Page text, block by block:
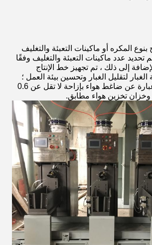
بنوع المكره أو ماكينات التعبئة والتغليف
تحديد عدد ماكينات التعبئة والتغليف وفقًا
إلى ذلك ، تم تجهيز خط الإنتاج
الغبار لتقليل الغبار وتحسين بيئة العمل ؛
نظام إمداد الهواء عبارة عن ضاغط هواء بإزاحة لا تقل عن 0.6
تخزين هواء مطابق.